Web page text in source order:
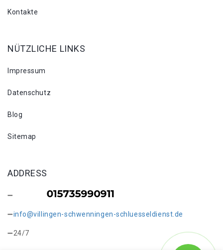
Kontakte
NÜTZLICHE LINKS
Impressum
Datenschutz
Blog
Sitemap
ADDRESS
info@villingen-schwenningen-schluesseldienst.de
24/7